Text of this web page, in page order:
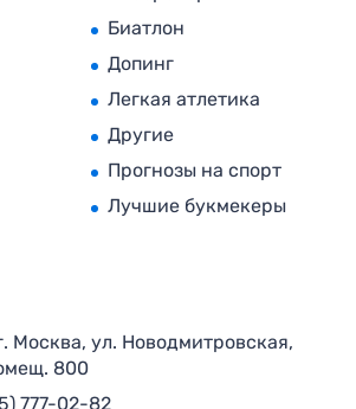
Биатлон
Допинг
Легкая атлетика
Другие
Прогнозы на спорт
Лучшие букмекеры
Москва, ул. Новодмитровская,
800
777-02-82